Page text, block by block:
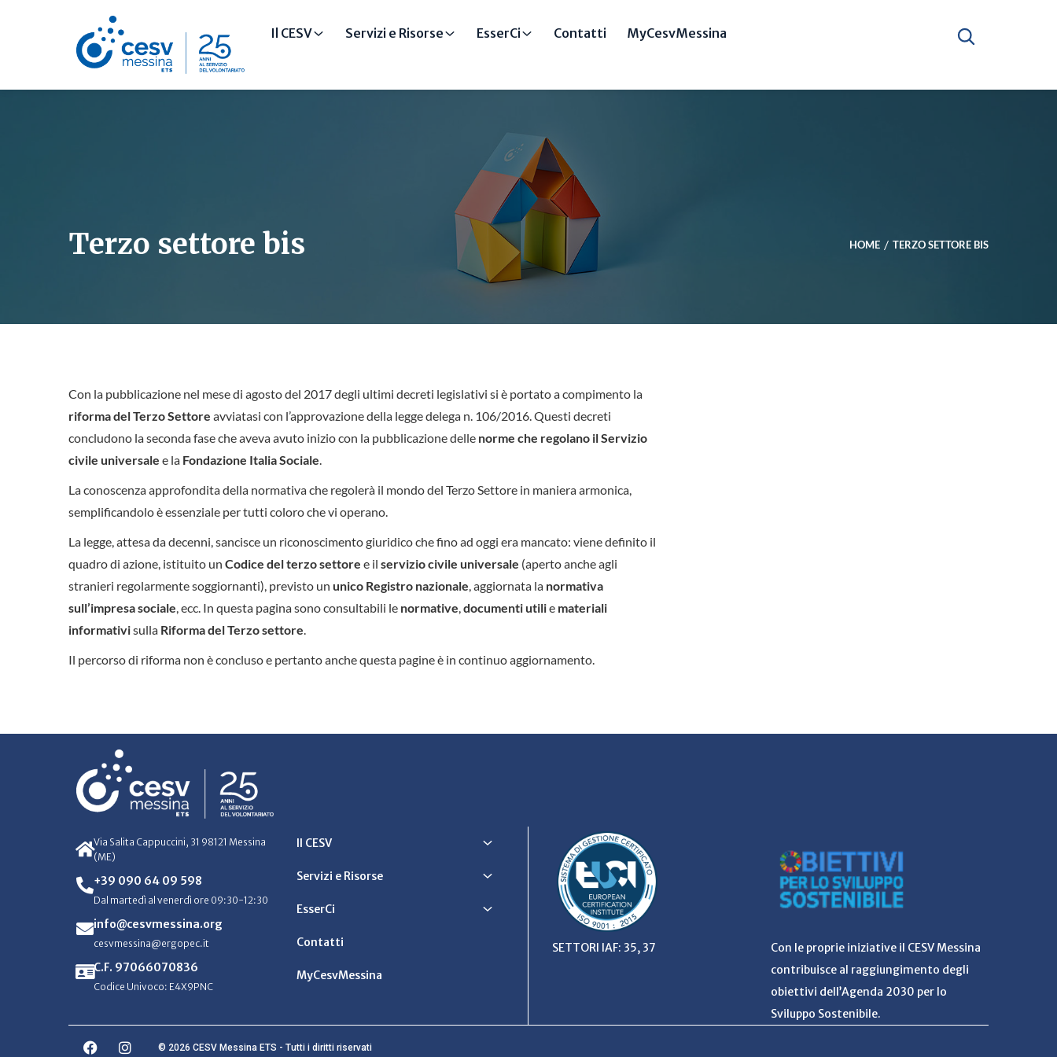
Il CESV Servizi e Risorse EsserCi Contatti MyCesvMessina
Terzo settore bis HOME TERZO SETTORE BIS
Con la pubblicazione nel mese di agosto del 2017 degli ultimi decreti legislativi si è portato a compimento la
riforma del Terzo Settore avviatasi con l’approvazione della legge delega n. 106/2016. Questi decreti
concludono la seconda fase che aveva avuto inizio con la pubblicazione delle norme che regolano il Servizio
civile universale e la Fondazione Italia Sociale.
La conoscenza approfondita della normativa che regolerà il mondo del Terzo Settore in maniera armonica,
semplificandolo è essenziale per tutti coloro che vi operano.
La legge, attesa da decenni, sancisce un riconoscimento giuridico che fino ad oggi era mancato: viene definito il
quadro di azione, istituito un Codice del terzo settore e il servizio civile universale (aperto anche agli
stranieri regolarmente soggiornanti), previsto un unico Registro nazionale, aggiornata la normativa
sull’impresa sociale, ecc. In questa pagina sono consultabili le normative,documenti utilie materiali
informativisulla Riforma del Terzo settore.
Il percorso di riforma non è concluso e pertanto anche questa pagine è in continuo aggiornamento.
Via Salita Cappuccini, 31 98121 Messina
(ME)
+39 090 64 09 598
Dal martedì al venerdì ore 09:30-12:30
info@cesvmessina.org
cesvmessina@ergopec.it
C.F. 97066070836
Codice Univoco: E4X9PNC
Il CESV
Servizi e Risorse
EsserCi
Contatti
MyCesvMessina
SETTORI IAF: 35, 37
Con le proprie iniziative il CESV Messina
contribuisce al raggiungimento degli
obiettivi dell’Agenda 2030 per lo
Sviluppo Sostenibile.
© 2026 CESV Messina ETS - Tutti i diritti riservati